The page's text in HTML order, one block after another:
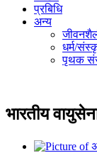
प्रबिधि
अन्य
धर्म/
पृथक
भारतीय